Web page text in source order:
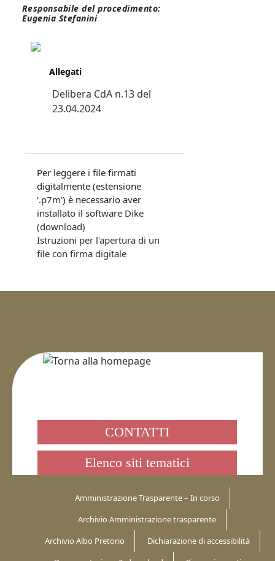
Responsabile del procedimento:
Eugenia Stefanini
Allegati
Delibera CdA n.13 del
23.04.2024
Per leggere i file firmati
digitalmente (estensione
'.p7m') è necessario aver
installato il software Dike
(download)
Istruzioni per l'apertura di un
file con firma digitale
CONTATTI
Elenco siti tematici
Amministrazione Trasparente – In corso
Archivio Amministrazione trasparente
Archivio Albo Pretorio
Dichiarazione di accessibilità